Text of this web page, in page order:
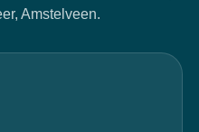
Amstelveen.